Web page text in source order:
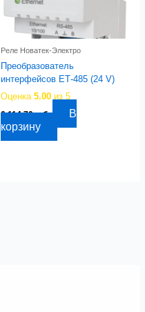
Реле Новатек-Электро
Преобразователь
интерфейсов ЕТ-485 (24 V)
Оценка5.00 из 5
6 114,70руб.
В
корзину